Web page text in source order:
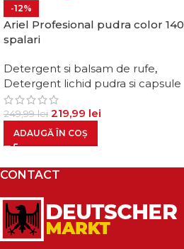
-12%
Ariel Profesional pudra color 140
spalari
Detergent si balsam de rufe,
Detergent lichid pudra si capsule
249,99lei 219,99 lei
ADAUGĂ ÎN COȘ
CONTACT